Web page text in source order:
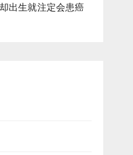
出生就注定会患癌